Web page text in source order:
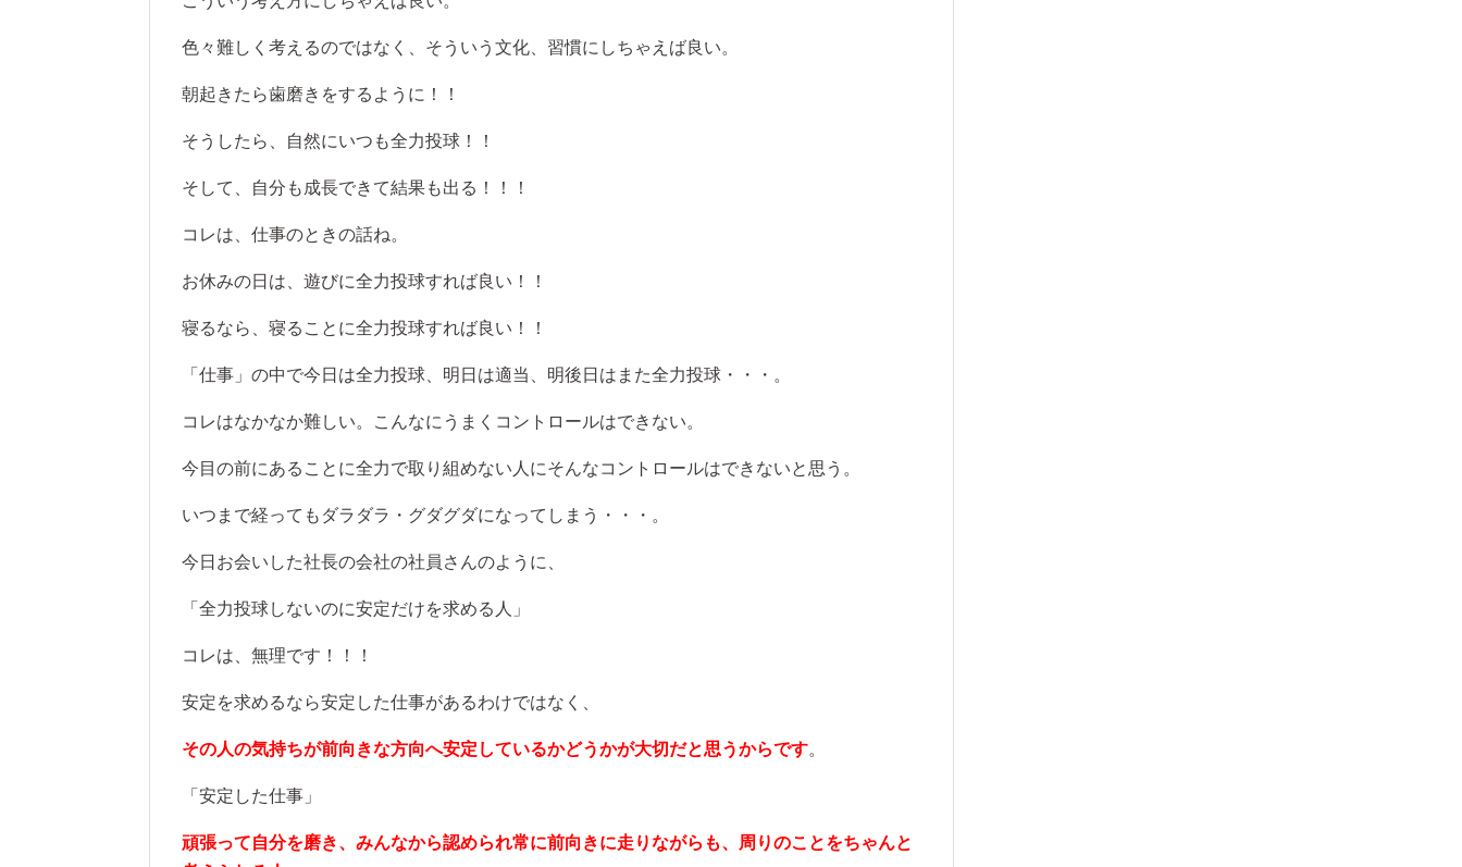
色々難しく考えるのではなく、そういう文化、習慣にしちゃえば良い。
朝起きたら歯磨きをするように！！
そうしたら、自然にいつも全力投球！！
そして、自分も成長できて結果も出る！！！
コレは、仕事のときの話ね。
お休みの日は、遊びに全力投球すれば良い！！
寝るなら、寝ることに全力投球すれば良い！！
「仕事」の中で今日は全力投球、明日は適当、明後日はまた全力投球・・・。
コレはなかなか難しい。こんなにうまくコントロールはできない。
今目の前にあることに全力で取り組めない人にそんなコントロールはできないと思う。
いつまで経ってもダラダラ・グダグダになってしまう・・・。
今日お会いした社長の会社の社員さんのように、
「全力投球しないのに安定だけを求める人」
コレは、無理です！！！
安定を求めるなら安定した仕事があるわけではなく、
その人の気持ちが前向きな方向へ安定しているかどうかが大切だと思うからです。
「安定した仕事」
頑張って自分を磨き、みんなから認められ常に前向きに走りながらも、周りのことをちゃんと